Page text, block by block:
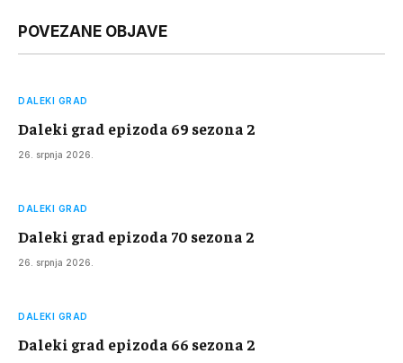
POVEZANE OBJAVE
DALEKI GRAD
Daleki grad epizoda 69 sezona 2
26. srpnja 2026.
DALEKI GRAD
Daleki grad epizoda 70 sezona 2
26. srpnja 2026.
DALEKI GRAD
Daleki grad epizoda 66 sezona 2